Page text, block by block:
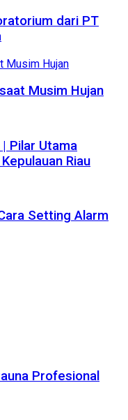
dari PT
Musim Hujan
Pilar Utama
Riau
Setting Alarm
Profesional